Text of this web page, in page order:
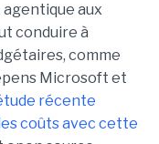
aux
conduire à
comme
Microsoft et
récente
coûts avec cette